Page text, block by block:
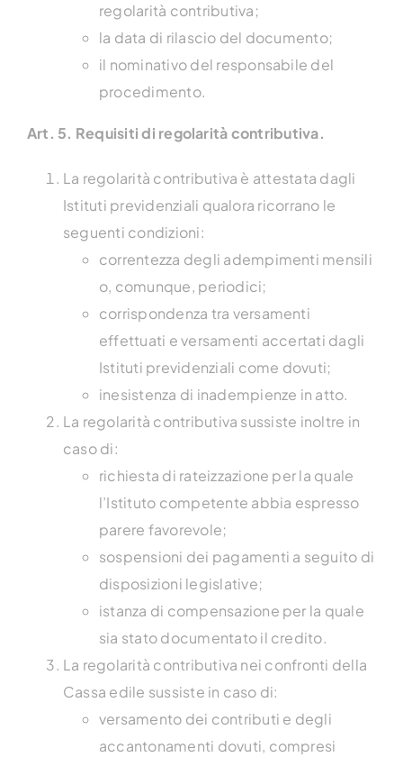
regolarità contributiva;
la data di rilascio del documento;
il nominativo del responsabile del
procedimento.
Art. 5. Requisiti di regolarità contributiva.
La regolarità contributiva è attestata dagli
Istituti previdenziali qualora ricorrano le
seguenti condizioni:
correntezza degli adempimenti mensili
o, comunque, periodici;
corrispondenza tra versamenti
effettuati e versamenti accertati dagli
Istituti previdenziali come dovuti;
inesistenza di inadempienze in atto.
La regolarità contributiva sussiste inoltre in
caso di:
richiesta di rateizzazione per la quale
l’Istituto competente abbia espresso
parere favorevole;
sospensioni dei pagamenti a seguito di
disposizioni legislative;
istanza di compensazione per la quale
sia stato documentato il credito.
La regolarità contributiva nei confronti della
Cassa edile sussiste in caso di:
versamento dei contributi e degli
accantonamenti dovuti, compresi